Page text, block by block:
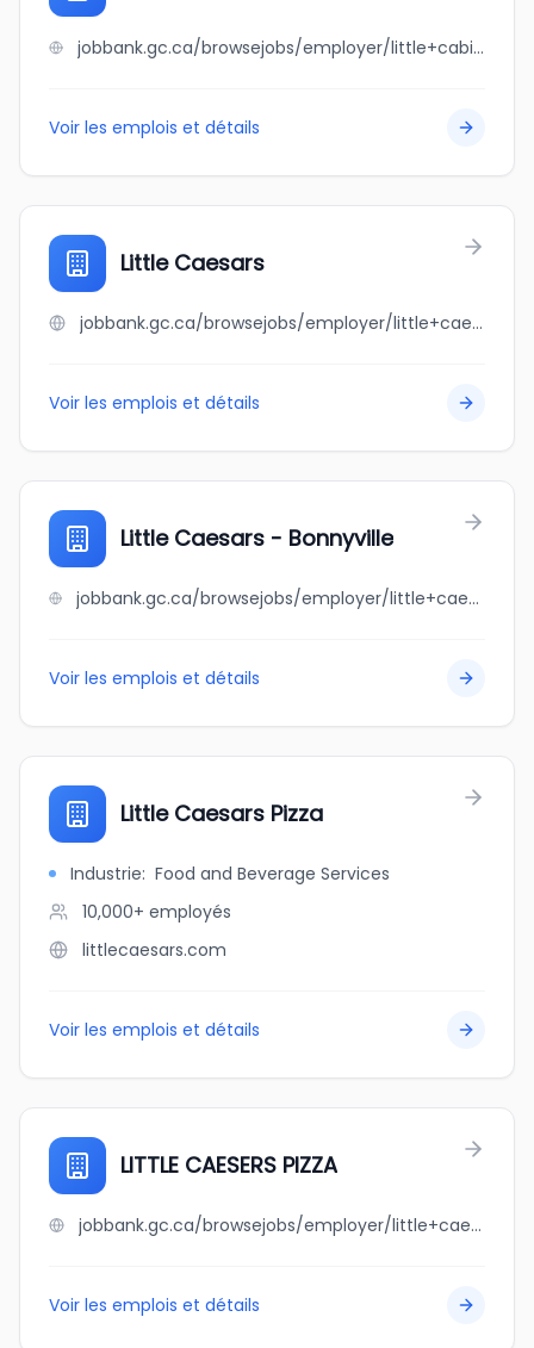
jobbank.gc.ca/browsejobs/employer/little+cabineers+childcare/ca
Voir les emplois et détails
Little Caesars
jobbank.gc.ca/browsejobs/employer/little+caesars/ca
Voir les emplois et détails
Little Caesars - Bonnyville
jobbank.gc.ca/browsejobs/employer/little+caesars+-+bonnyville/ca
Voir les emplois et détails
Little Caesars Pizza
Industrie: Food and Beverage Services
10,000+ employés
littlecaesars.com
Voir les emplois et détails
LITTLE CAESERS PIZZA
jobbank.gc.ca/browsejobs/employer/little+caesers+pizza/ca
Voir les emplois et détails